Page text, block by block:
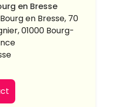
en Bresse
en Bresse, 70
01000 Bourg-